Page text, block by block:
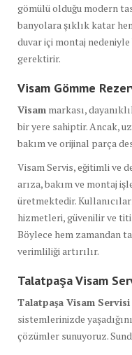
gömülü olduğu modern
banyolara şıklık katar
duvar içi montaj
gerektirir.
Visam Gömme
Visam markası,
bir yere sahiptir. Ancak,
bakım ve orijinal parça
Visam Servis, eğitimli ve
arıza, bakım ve montaj
üretmektedir.
hizmetleri, güvenilir ve
Böylece hem zamandan
verimliliği artırılır.
Talatpaşa Visam
Talatpaşa Visam Servisi
sistemlerinizde
çözümler sunuyoruz.